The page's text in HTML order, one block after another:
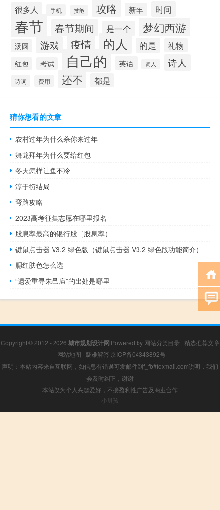
很多人 手机 技能 攻略 新年 时间
春节 春节期间 是一个 梦幻西游
汤圆 游戏 疫情 的人 的是 礼物
红包 考试 自己的 英语 词人 诗人
诗词 费用 还不 都是
猜你想看的文章
农村过年为什么杀你来过年
舞龙拜年为什么要给红包
冬天怎样让鱼不冷
淳于衍结局
弯路攻略
2023高考征集志愿在哪里报名
股息率最高的银行股（股息率）
键鼠点击器 V3.2 绿色版（键鼠点击器 V3.2 绿色版功能简介）
腮红肤色怎么选
“遗爱重寻朱邑庙”的出处是哪里
Copyright © 2012 - 2026 城市规划设计网 Powered by 网站分类目录 | 精选推荐文章
| 网站地图 | 疑难解答 京ICP备04343892号
声明：本站内容来自互联网，如信息有错误可发邮件到f_fb#foxmail.com说明，我们
会及时纠正，谢谢
本站仅为个人兴趣爱好，不接盈利性广告及商业合作
小男孩